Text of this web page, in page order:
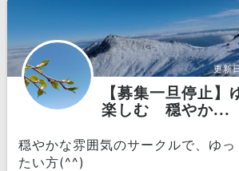
更新
【募集一旦停止】
楽しむ 穏やか...
穏やかな雰囲気のサークルで、ゆ
たい方(^^)